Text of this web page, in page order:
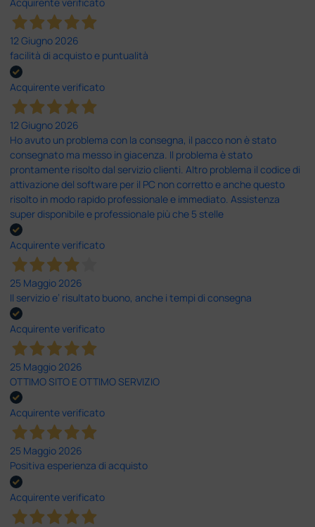
Acquirente verificato
12 Giugno 2026
facilità di acquisto e puntualità
Acquirente verificato
12 Giugno 2026
Ho avuto un problema con la consegna, il pacco non è stato
consegnato ma messo in giacenza. Il problema è stato
prontamente risolto dal servizio clienti. Altro problema il codice di
attivazione del software per il PC non corretto e anche questo
risolto in modo rapido professionale e immediato. Assistenza
super disponibile e professionale più che 5 stelle
Acquirente verificato
25 Maggio 2026
Il servizio e’ risultato buono, anche i tempi di consegna
Acquirente verificato
25 Maggio 2026
OTTIMO SITO E OTTIMO SERVIZIO
Acquirente verificato
25 Maggio 2026
Positiva esperienza di acquisto
Acquirente verificato